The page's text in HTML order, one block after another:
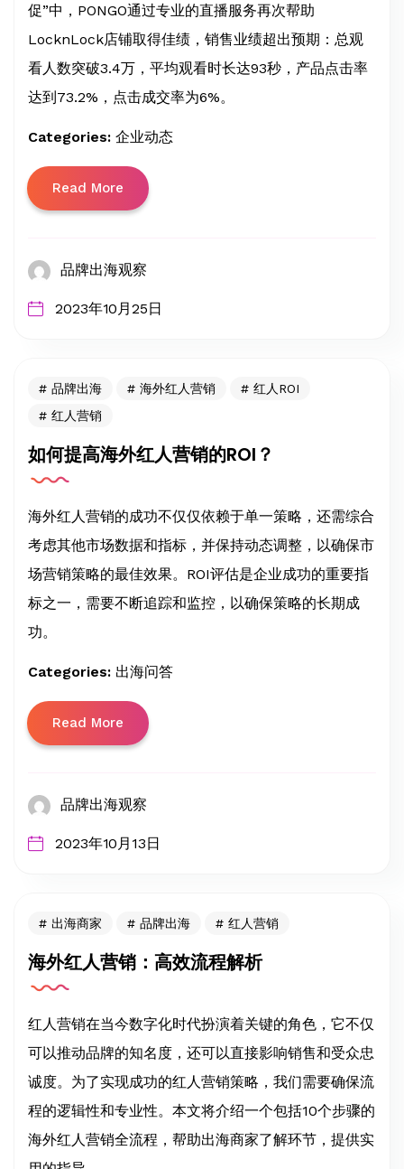
促”中，PONGO通过专业的直播服务再次帮助
LocknLock店铺取得佳绩，销售业绩超出预期：总观
看人数突破3.4万，平均观看时长达93秒，产品点击率
达到73.2%，点击成交率为6%。
Categories: 企业动态
Read More
品牌出海观察
2023年10月25日
品牌出海 海外红人营销
红人ROI
红人营销
如何提高海外红人营销的ROI？
海外红人营销的成功不仅仅依赖于单一策略，还需综合
考虑其他市场数据和指标，并保持动态调整，以确保市
场营销策略的最佳效果。ROI评估是企业成功的重要指
标之一，需要不断追踪和监控，以确保策略的长期成
功。
Categories: 出海问答
Read More
品牌出海观察
2023年10月13日
出海商家 品牌出海 红人营销
海外红人营销：高效流程解析
红人营销在当今数字化时代扮演着关键的角色，它不仅
可以推动品牌的知名度，还可以直接影响销售和受众忠
诚度。为了实现成功的红人营销策略，我们需要确保流
程的逻辑性和专业性。本文将介绍一个包括10个步骤的
海外红人营销全流程，帮助出海商家了解环节，提供实